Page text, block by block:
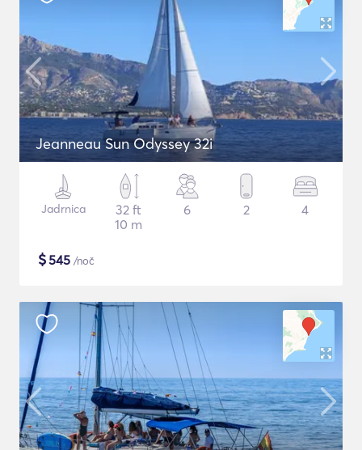
Jeanneau Sun Odyssey 32i
Jadrnica
32 ft
10 m
6 2 4
$545 /noč